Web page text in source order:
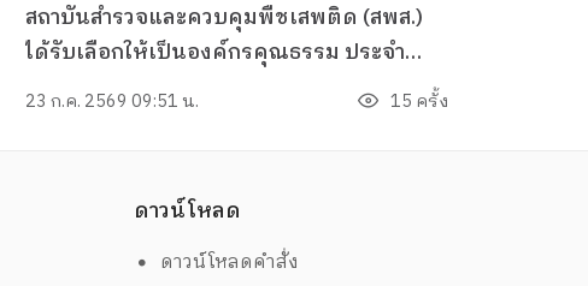
สถาบันสำรวจและควบคุมพืชเสพติด (สพส.)
ได้รับเลือกให้เป็นองค์กรคุณธรรม ประจำ
ปีงบประมาณ พ.ศ. 2568 โดย ได้เข้ารับมอบ
อำเภอแม่ริม จังหวัดเชียงใหม่ วันพุธที่ 22
กรกฎาคม 2569
23 ก.ค. 2569 09:51 น. 15 ครั้ง
ดาวน์โหลด
ดาวน์โหลดคำสั่ง